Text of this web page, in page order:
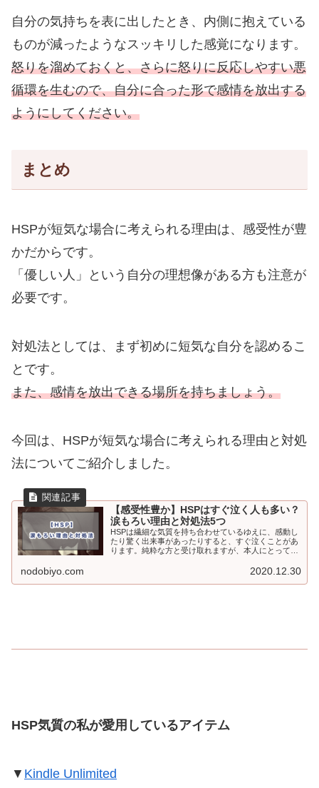
自分の気持ちを表に出したとき、内側に抱えている
ものが減ったようなスッキリした感覚になります。
怒りを溜めておくと、さらに怒りに反応しやすい悪
循環を生むので、自分に合った形で感情を放出する
ようにしてください。
まとめ
HSPが短気な場合に考えられる理由は、感受性が豊
かだからです。
「優しい人」という自分の理想像がある方も注意が
必要です。
対処法としては、まず初めに短気な自分を認めるこ
とです。
また、感情を放出できる場所を持ちましょう。
今回は、HSPが短気な場合に考えられる理由と対処
法についてご紹介しました。
【感受性豊か】HSPはすぐ泣く人も多い？
涙もろい理由と対処法5つ
HSPは繊細な気質を持ち合わせているゆえに、感動し
たり驚く出来事があったりすると、すぐ泣くことがあ
ります。純粋な方と受け取れますが、本人にとっては
は、HSPがすぐ泣く理由と対処法についてご紹介いた
nodobiyo.com 2020.12.30
HSP気質の私が愛用しているアイテム
▼ Kindle Unlimited